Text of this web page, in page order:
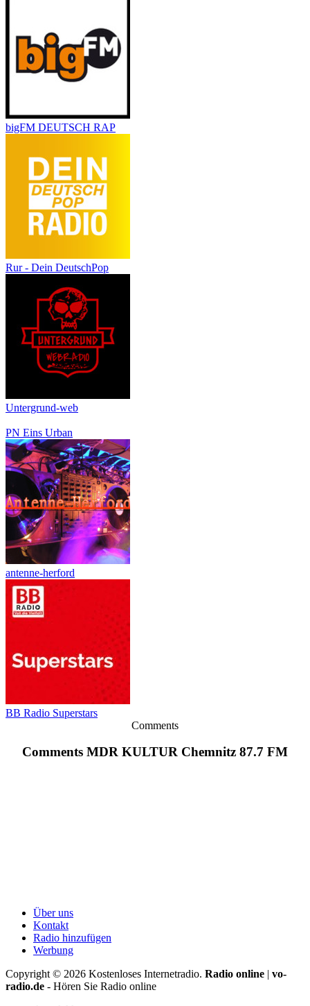
bigFM DEUTSCH RAP
Rur - Dein DeutschPop
Untergrund-web
PN Eins Urban
antenne-herford
BB Radio Superstars
Comments
Comments MDR KULTUR Chemnitz 87.7 FM
Über uns
Kontakt
Radio hinzufügen
Werbung
Copyright © 2026 Kostenloses Internetradio. Radio online | vo-
radio.de - Hören Sie Radio online